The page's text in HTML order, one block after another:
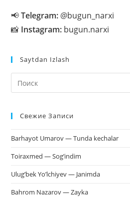
📢Telegram: @bugun_narxi
📸 Instagram: bugun.narxi
Saytdan Izlash
Свежие Записи
Barhayot Umarov — Tunda kechalar
Toiraxmed — Sog’indim
Ulug’bek Yo’lchiyev — Janimda
Bahrom Nazarov — Zayka